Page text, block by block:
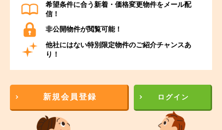
希望条件に合う新着・価格変更物件をメール配
信！
非公開物件が閲覧可能！
他社にはない特別限定物件のご紹介チャンスあ
り！
新規会員登録 ログイン